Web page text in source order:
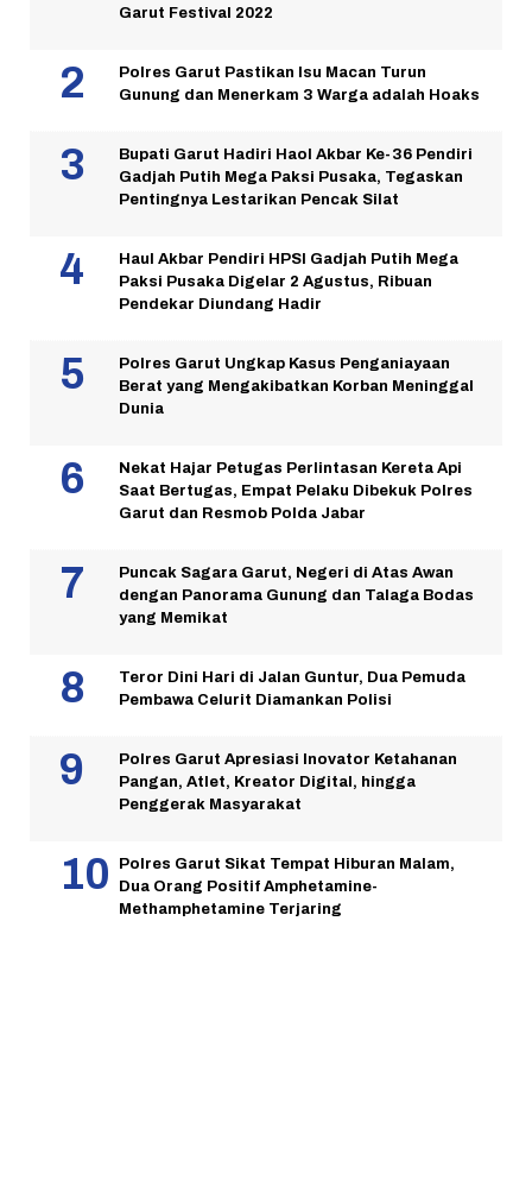
Garut Festival 2022
Polres Garut Pastikan Isu Macan Turun
Gunung dan Menerkam 3 Warga adalah Hoaks
Bupati Garut Hadiri Haol Akbar Ke-36 Pendiri
Gadjah Putih Mega Paksi Pusaka, Tegaskan
Pentingnya Lestarikan Pencak Silat
Haul Akbar Pendiri HPSI Gadjah Putih Mega
Paksi Pusaka Digelar 2 Agustus, Ribuan
Pendekar Diundang Hadir
Polres Garut Ungkap Kasus Penganiayaan
Berat yang Mengakibatkan Korban Meninggal
Dunia
Nekat Hajar Petugas Perlintasan Kereta Api
Saat Bertugas, Empat Pelaku Dibekuk Polres
Garut dan Resmob Polda Jabar
Puncak Sagara Garut, Negeri di Atas Awan
dengan Panorama Gunung dan Talaga Bodas
yang Memikat
Teror Dini Hari di Jalan Guntur, Dua Pemuda
Pembawa Celurit Diamankan Polisi
Polres Garut Apresiasi Inovator Ketahanan
Pangan, Atlet, Kreator Digital, hingga
Penggerak Masyarakat
Polres Garut Sikat Tempat Hiburan Malam,
Dua Orang Positif Amphetamine-
Methamphetamine Terjaring